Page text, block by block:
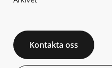
Kontakta oss